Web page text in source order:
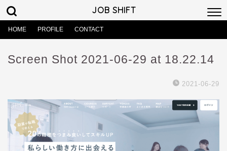
JOB SHIFT
HOME PROFILE CONTACT
Screen Shot 2021-06-29 at 18.22.14
2021-06-29